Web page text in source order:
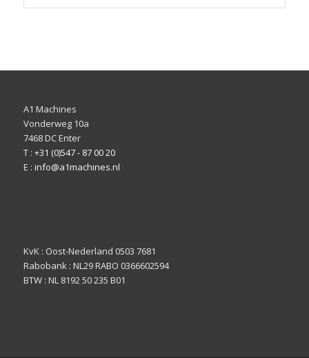
A1 Machines
Vonderweg 10a
7468 DC Enter
T : +31 (0)547 - 87 00 20
E : info@a1machines.nl
KvK : Oost-Nederland 0503 7681
Rabobank : NL29 RABO 0366602594
BTW : NL 8192 50 235 B01